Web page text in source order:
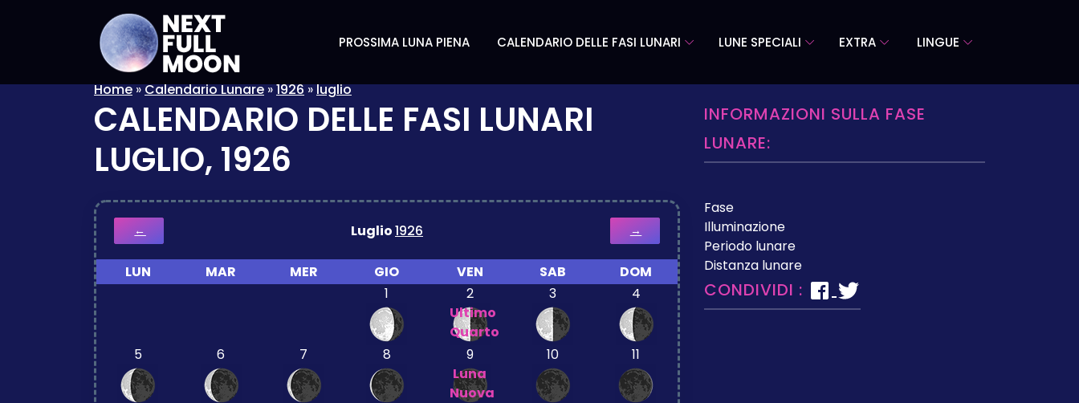
PROSSIMA LUNA PIENA CALENDARIO DELLE FASI LUNARI LUNE SPECIALI EXTRA LINGUE
Home»Calendario Lunare»1926»luglio
CALENDARIO DELLE FASI LUNARI
LUGLIO, 1926
← Luglio1926 →
LUN MAR MER GIO VEN SAB
DOM
1
2
Ultimo
Quarto
3 4
5 6 7 8
9
Luna
Nuova
10 11
INFORMAZIONI SULLA FASE
LUNARE:
Fase
Illuminazione
Periodo lunare
Distanza lunare
CONDIVIDI :